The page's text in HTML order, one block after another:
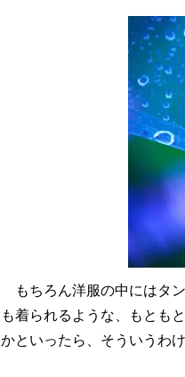
もちろん洋服の中にはタ
も着られるような、もとも
かといったら、そういうわ